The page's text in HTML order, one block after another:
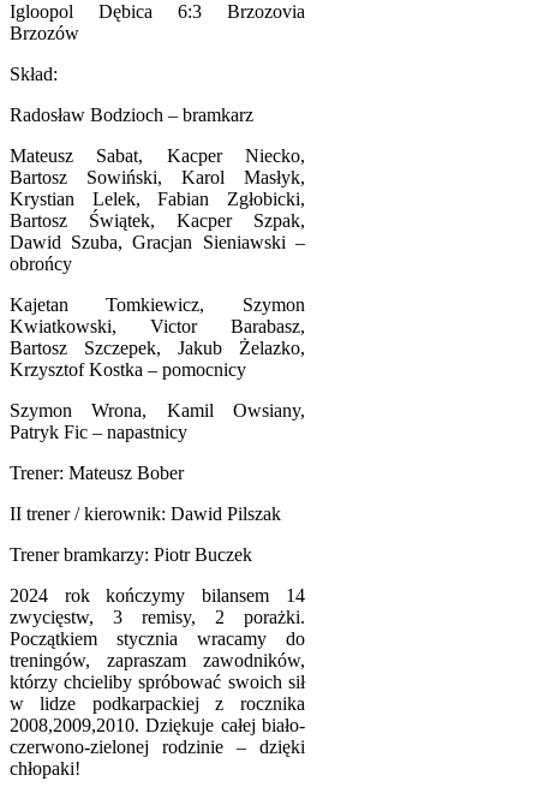
Igloopol Dębica 6:3 Brzozovia
Brzozów
Skład:
Radosław Bodzioch – bramkarz
Mateusz Sabat, Kacper Niecko,
Bartosz Sowiński, Karol Masłyk,
Krystian Lelek, Fabian Zgłobicki,
Bartosz Świątek, Kacper Szpak,
Dawid Szuba, Gracjan Sieniawski –
obrońcy
Kajetan Tomkiewicz, Szymon
Kwiatkowski, Victor Barabasz,
Bartosz Szczepek, Jakub Żelazko,
Krzysztof Kostka – pomocnicy
Szymon Wrona, Kamil Owsiany,
Patryk Fic – napastnicy
Trener: Mateusz Bober
II trener / kierownik: Dawid Pilszak
Trener bramkarzy: Piotr Buczek
2024 rok kończymy bilansem 14
zwycięstw, 3 remisy, 2 porażki.
Początkiem stycznia wracamy do
treningów, zapraszam zawodników,
którzy chcieliby spróbować swoich sił
w lidze podkarpackiej z rocznika
2008,2009,2010. Dziękuje całej biało-
czerwono-zielonej rodzinie – dzięki
chłopaki!